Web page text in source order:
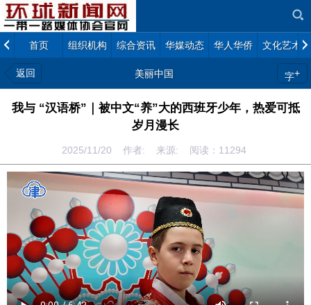
首页 组织机构 综合资讯 华媒动态 华人华侨 文化艺术
返回 美丽中国 字+
我与 “汉语桥”｜被中文“养”大的西班牙少年，热爱可抵
岁月漫长
2025/11/20 作者: 来源: 阅读： 11294